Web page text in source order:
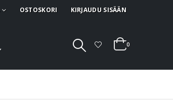
OSTOSKORI KIRJAUDU SISÄÄN
0